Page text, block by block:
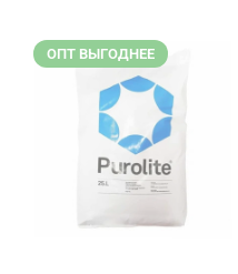
ОПТ ВЫГОДНЕЕ